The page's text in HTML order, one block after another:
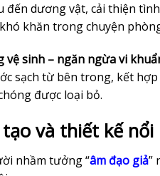
đến dương vật, cải thiện
khăn trong chuyện
vệ sinh – ngăn ngừa vi
sạch từ bên trong, kết
được loại bỏ.
tạo và thiết kế
nhầm tưởng “âm đạo giả”